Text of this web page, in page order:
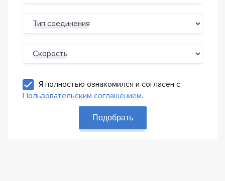
Тип соединения
Скорость
Я полностью ознакомился и согласен с
Пользовательским соглашением.
Подобрать